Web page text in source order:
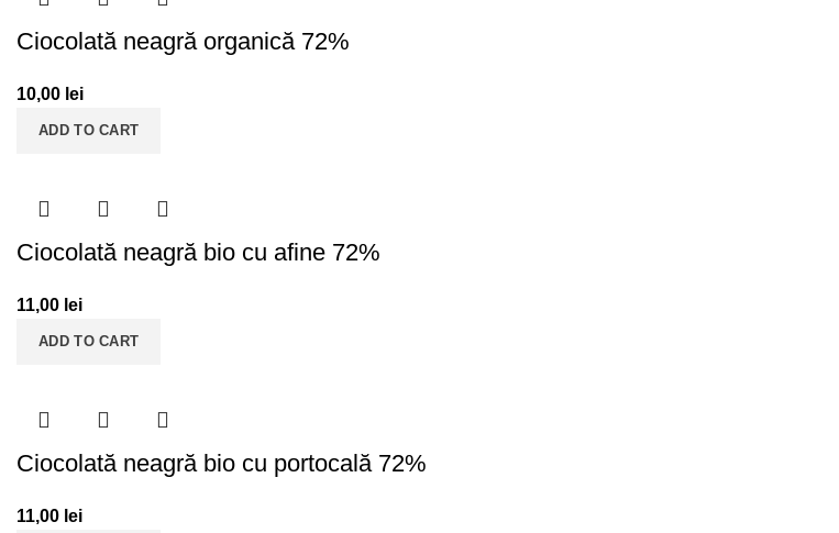
Ciocolată neagră organică 72%
10,00 lei
ADD TO CART
Ciocolată neagră bio cu afine 72%
11,00 lei
ADD TO CART
Ciocolată neagră bio cu portocală 72%
11,00 lei